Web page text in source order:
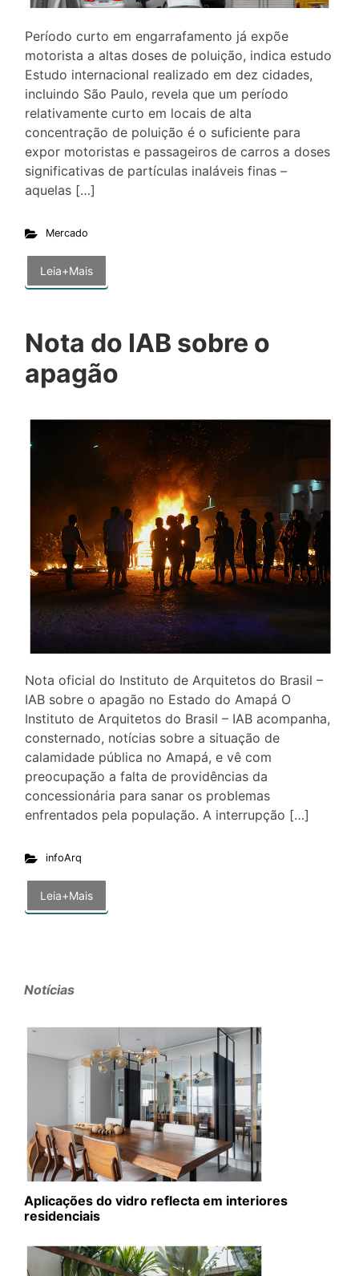
Período curto em engarrafamento já expõe
motorista a altas doses de poluição, indica estudo
Estudo internacional realizado em dez cidades,
incluindo São Paulo, revela que um período
relativamente curto em locais de alta
concentração de poluição é o suficiente para
expor motoristas e passageiros de carros a doses
significativas de partículas inaláveis finas –
aquelas […]
Mercado
Leia+Mais
Nota do IAB sobre o
apagão
Nota oficial do Instituto de Arquitetos do Brasil –
IAB sobre o apagão no Estado do Amapá O
Instituto de Arquitetos do Brasil – IAB acompanha,
consternado, notícias sobre a situação de
calamidade pública no Amapá, e vê com
preocupação a falta de providências da
concessionária para sanar os problemas
enfrentados pela população. A interrupção […]
infoArq
Leia+Mais
Notícias
Aplicações do vidro reflecta em interiores
residenciais